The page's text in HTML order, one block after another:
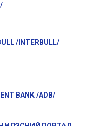
/INTERBULL/
BANK /ADB/